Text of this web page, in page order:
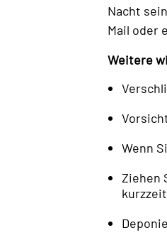
Nacht
Mail oder
Weitere
Wenn
Ziehen